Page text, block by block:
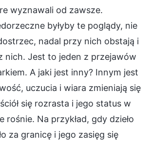
wyznawali od zawsze.
byłyby te poglądy, nie
nadal przy nich obstają i
nich. Jest to jeden z przejawów
A jaki jest inny? Innym jest
uczucia i wiara zmieniają się
się rozrasta i jego status w
rośnie. Na przykład, gdy dzieło
za granicę i jego zasięg się